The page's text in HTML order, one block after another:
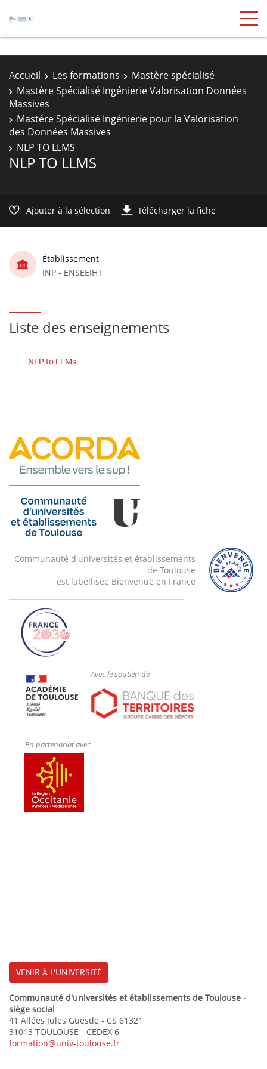
Accueil Les formations
Mastère spécialisé
Mastère Spécialisé Ingénierie Valorisation Données
Massives
Mastère Spécialisé Ingénierie pour la Valorisation
des Données Massives
NLP TO LLMS
NLP TO LLMS
Ajouter à la sélection Télécharger la fiche
Établissement
INP - ENSEEIHT
Liste des enseignements
NLP to LLMs
Communauté d'universités et établissements
de Toulouse
est labéllisée Bienvenue en France
Avec le soutien de
En partenariat avec
VENIR À L'UNIVERSITÉ
Communauté d'universités et établissements de Toulouse -
siège social
41 Allées Jules Guesde - CS 61321
31013 TOULOUSE - CEDEX 6
formation@univ-toulouse.fr